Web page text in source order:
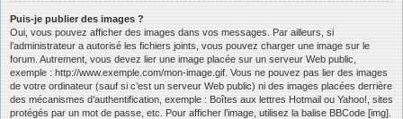
Puis-je publier des images ?
Oui, vous pouvez afficher des images dans vos messages. Par ailleurs, si
l’administrateur a autorisé les fichiers joints, vous pouvez charger une image sur le
forum. Autrement, vous devez lier une image placée sur un serveur Web public,
exemple : http://www.exemple.com/mon-image.gif. Vous ne pouvez pas lier des images
de votre ordinateur (sauf si c’est un serveur Web public) ni des images placées derrière
des mécanismes d’authentification, exemple : Boîtes aux lettres Hotmail ou Yahoo!, sites
protégés par un mot de passe, etc. Pour afficher l’image, utilisez la balise BBCode [img].